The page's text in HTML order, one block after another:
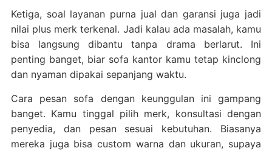
Ketiga, soal layanan purna jual dan garansi juga jadi
nilai plus merk terkenal. Jadi kalau ada masalah, kamu
bisa langsung dibantu tanpa drama berlarut. Ini
penting banget, biar sofa kantor kamu tetap kinclong
dan nyaman dipakai sepanjang waktu.
Cara pesan sofa dengan keunggulan ini gampang
banget. Kamu tinggal pilih merk, konsultasi dengan
penyedia, dan pesan sesuai kebutuhan. Biasanya
mereka juga bisa custom warna dan ukuran, supaya